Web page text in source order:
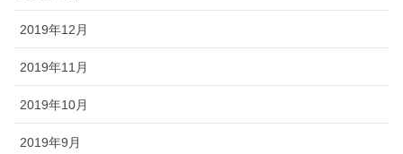
2019年12月
2019年11月
2019年10月
2019年9月